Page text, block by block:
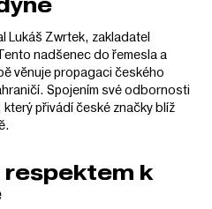
Lukáš Zwrtek, zakladatel
nadšenec do řemesla a
věnuje propagaci českého
Spojením své odbornosti
přivádí české značky blíž
k